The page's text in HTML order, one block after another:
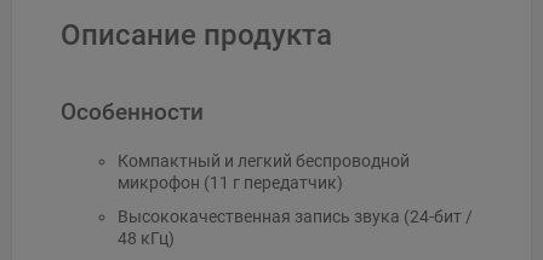
Описание продукта
Особенности
Компактный и легкий беспроводной
микрофон (11 г передатчик)
Высококачественная запись звука (24-бит /
48 кГц)